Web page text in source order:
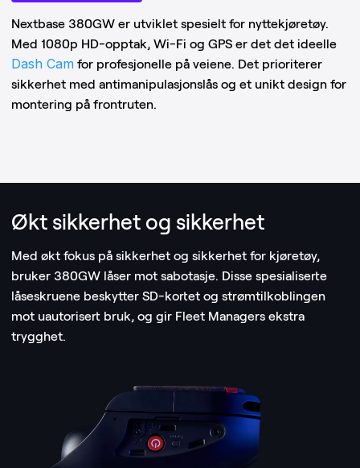
Nextbase 380GW er utviklet spesielt for nyttekjøretøy.
Med 1080p HD-opptak, Wi-Fi og GPS er det det ideelle
Dash Cam for profesjonelle på veiene. Det prioriterer
sikkerhet med antimanipulasjonslås og et unikt design for
montering på frontruten.
Økt sikkerhet og sikkerhet
Med økt fokus på sikkerhet og sikkerhet for kjøretøy,
bruker 380GW låser mot sabotasje. Disse spesialiserte
låseskruene beskytter SD-kortet og strømtilkoblingen
mot uautorisert bruk, og gir Fleet Managers ekstra
trygghet.